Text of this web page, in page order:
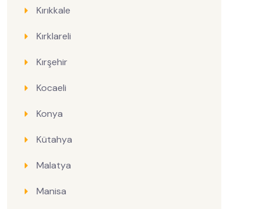
Kırıkkale
Kırklareli
Kırşehir
Kocaeli
Konya
Kütahya
Malatya
Manisa